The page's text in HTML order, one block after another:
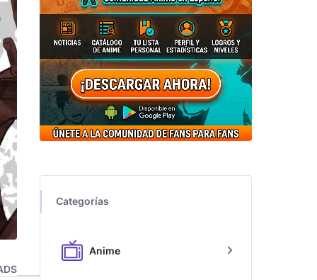
Categorías
Anime